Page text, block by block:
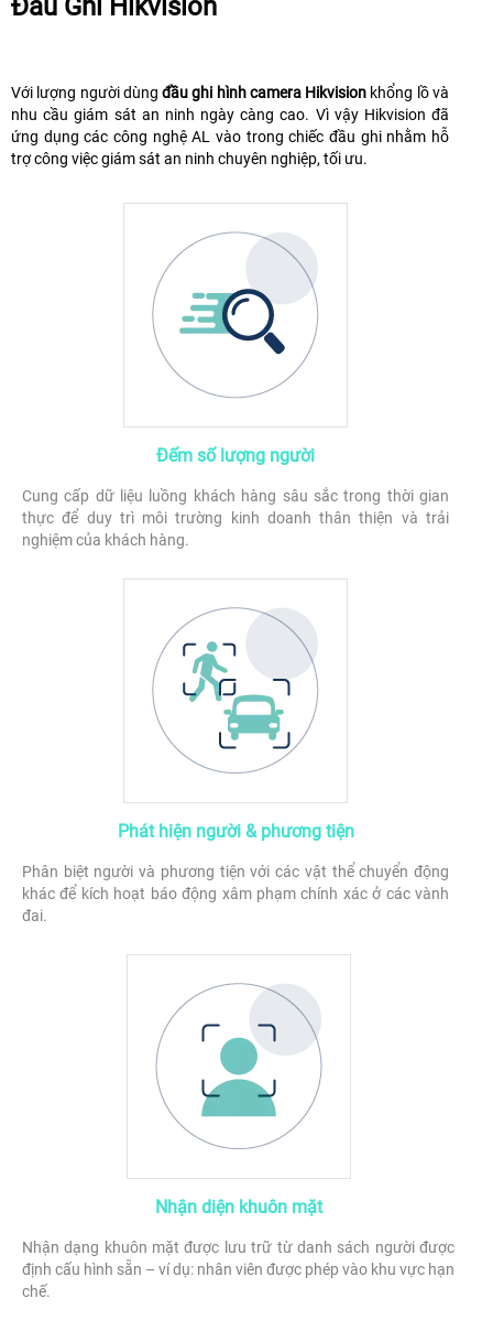
Đầu Ghi Hikvision
Với lượng người dùngđầu ghi hình camera Hikvision khổng lồ và
nhu cầu giám sát an ninh ngày càng cao. Vì vậy Hikvision đã
ứng dụng các công nghệ AL vào trong chiếc đầu ghi nhằm hỗ
trợ công việc giám sát an ninh chuyên nghiệp, tối ưu.
Đếm số lượng người
Cung cấp dữ liệu luồng khách hàng sâu sắc trong thời gian
thực để duy trì môi trường kinh doanh thân thiện và trải
nghiệm của khách hàng.
Phát hiện người & phương tiện
Phân biệt người và phương tiện với các vật thể chuyển động
khác để kích hoạt báo động xâm phạm chính xác ở các vành
đai.
Nhận diện khuôn mặt
Nhận dạng khuôn mặt được lưu trữ từ danh sách người được
định cấu hình sẵn – ví dụ: nhân viên được phép vào khu vực hạn
chế.